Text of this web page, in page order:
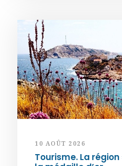
10 AOÛT 2026
Tourisme. La